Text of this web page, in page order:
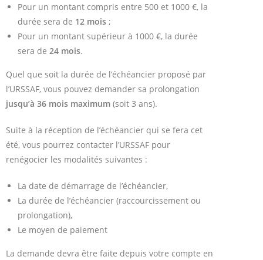
Pour un montant compris entre 500 et 1000 €, la
durée sera de 12 mois ;
Pour un montant supérieur à 1000 €, la durée
sera de 24 mois.
Quel que soit la durée de l’échéancier proposé par
l’URSSAF, vous pouvez demander sa prolongation
jusqu’à 36 mois maximum (soit 3 ans).
Suite à la réception de l’échéancier qui se fera cet
été, vous pourrez contacter l’URSSAF pour
renégocier les modalités suivantes :
La date de démarrage de l’échéancier,
La durée de l’échéancier (raccourcissement ou
prolongation),
Le moyen de paiement
La demande devra être faite depuis votre compte en